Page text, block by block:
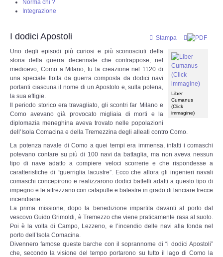
Storia - La Reconquista
Storia Moderna
La nostra storia
Leggende e Feste
CULTURA
Strade d'Europa
Saggi e Testi
Recensioni letterarie
Norma chi ?
Integrazione
Stampa
I dodici Apostoli
Liber
Cumanus
(Click
immagine)
Uno degli episodi più curiosi e più sconosciuti della
storia della guerra decennale che contrappose, nel
medioevo, Como a Milano, fu la creazione nel 1120 di
una speciale flotta da guerra composta da dodici navi
portanti ciascuna il nome di un Apostolo e, sulla polena,
la sua effigie.
Il periodo storico era travagliato, gli scontri far Milano e
Como avevano già provocato migliaia di morti e la
diplomazia meneghina aveva trovato nelle popolazioni
dell’Isola Comacina e della Tremezzina degli alleati contro Como.
La potenza navale di Como a quei tempi era immensa, infatti i comaschi
potevano contare su più di 100 navi da battaglia, ma non aveva nessun
tipo di nave adatto a compiere veloci scorrerie e che rispondesse a
caratteristiche di “guerriglia lacustre”. Ecco che allora gli ingenieri navali
comaschi concepirono e realizzarono dodici battelli adatti a questo tipo di
impegno e le attrezzano con catapulte e balestre in grado di lanciare frecce
incendiarie.
La prima missione, dopo la benedizione impartita davanti al porto dal
vescovo Guido Grimoldi, è Tremezzo che viene praticamente rasa al suolo.
Poi è la volta di Campo, Lezzeno, e l’incendio delle navi alla fonda nel
porto dell’Isola Comacina.
Divennero famose queste barche con il soprannome di “i dodici Apostoli”
che, secondo la visione del tempo portarono su tutto il lago di Como la